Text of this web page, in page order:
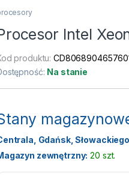
Intel
produktu:
Na stanie
Gdańsk,
zewnętrzny: 20 szt.